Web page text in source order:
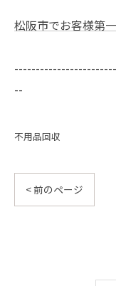
松阪市でお客様第
--
不用品回収
< 前のページ